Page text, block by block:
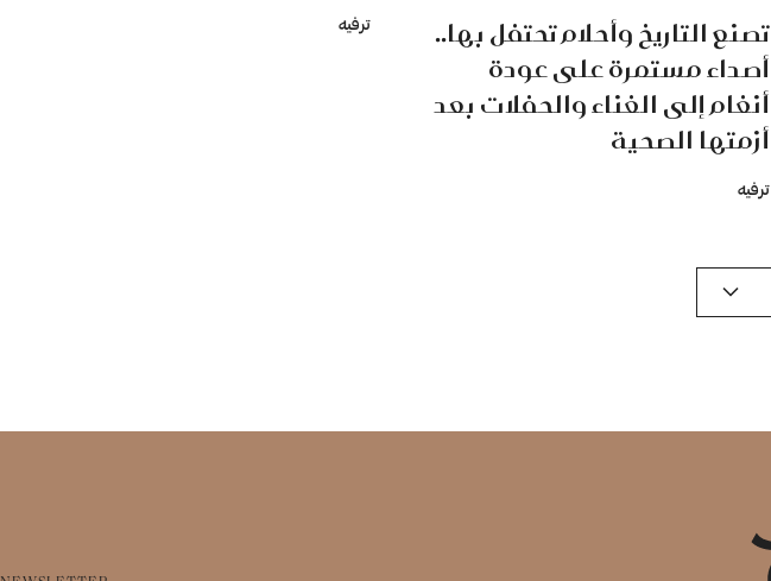
تصنع التاريخ وأحلام تحتفل بها..
أصداء مستمرة على عودة
أنغام إلى الغناء والحفلات بعد
أزمتها الصحية
ترفيه
ترفيه